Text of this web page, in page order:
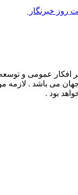
روز خبرنگار
افکار عمومی و
جهان می باشد .
بود .